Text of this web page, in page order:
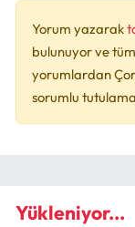
Yorum yazarak
bulunuyor ve
yorumlardan
sorumlu
Yükleniyor...